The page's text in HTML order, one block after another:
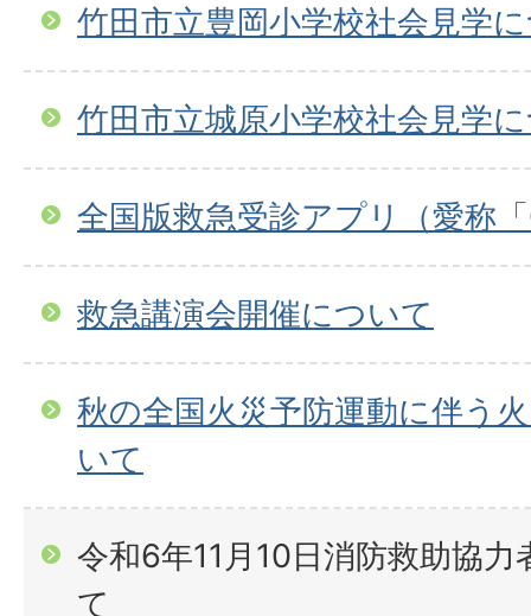
竹田市立豊岡小学校社会見学
竹田市立城原小学校社会見学
全国版救急受診アプリ（愛称
救急講演会開催について
秋の全国火災予防運動に伴う
いて
令和6年11月10日消防救助協
て